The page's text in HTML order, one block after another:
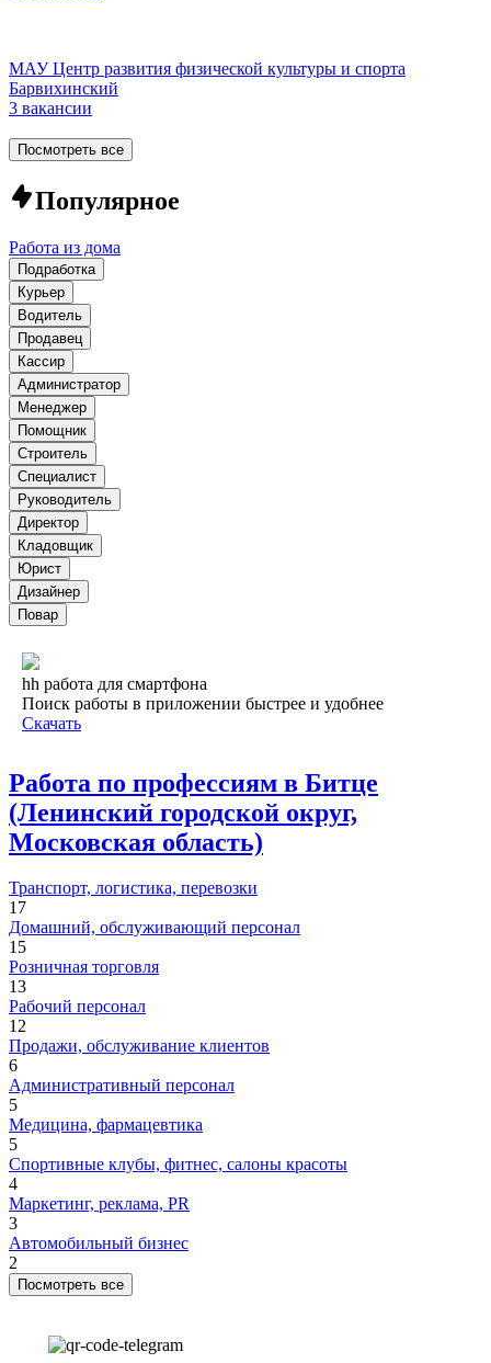
МАУ Центр развития физической культуры и спорта
Барвихинский
3 вакансии
Посмотреть все
Популярное
Работа из дома
Подработка
Курьер
Водитель
Продавец
Кассир
Администратор
Менеджер
Помощник
Строитель
Специалист
Руководитель
Директор
Кладовщик
Юрист
Дизайнер
Повар
hh работа для смартфона
Поиск работы в приложении быстрее и удобнее
Скачать
Работа по профессиям в Битце
(Ленинский городской округ,
Московская область)
Транспорт, логистика, перевозки
17
Домашний, обслуживающий персонал
15
Розничная торговля
13
Рабочий персонал
12
Продажи, обслуживание клиентов
6
Административный персонал
5
Медицина, фармацевтика
5
Спортивные клубы, фитнес, салоны красоты
4
Маркетинг, реклама, PR
3
Автомобильный бизнес
2
Посмотреть все